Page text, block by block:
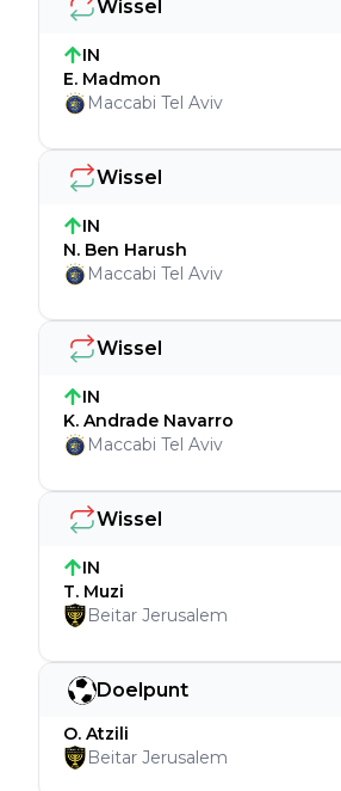
Doelpunt
O. Atzili
Beitar Jerusalem
Wissel
IN
T. Muzi
Beitar Jerusalem
Wissel
IN
K. Andrade Navarro
Maccabi Tel Aviv
Wissel
IN
N. Ben Harush
Maccabi Tel Aviv
Wissel
IN
E. Madmon
Maccabi Tel Aviv